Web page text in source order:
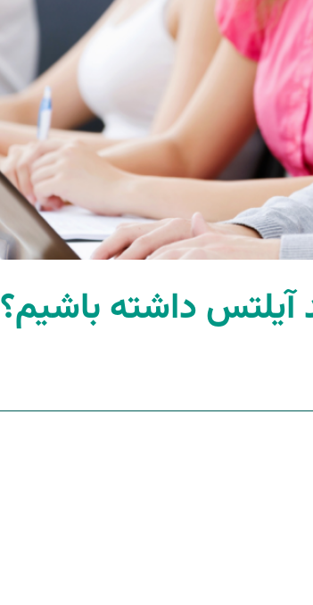
آیلتس داشته باشیم؟